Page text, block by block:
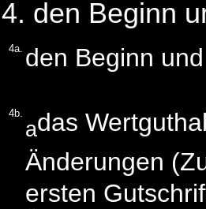
den Beginn
4a. den Beginn
4b.
adas
Änderungen
ersten